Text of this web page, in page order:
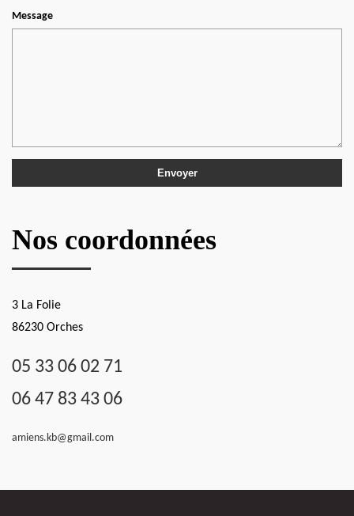
Message
Nos coordonnées
3 La Folie
86230 Orches
05 33 06 02 71
06 47 83 43 06
amiens.kb@gmail.com